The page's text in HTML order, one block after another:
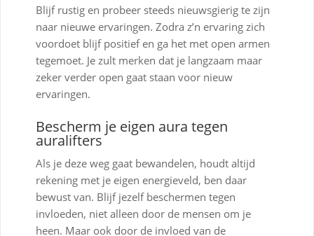
Blijf rustig en probeer steeds nieuwsgierig te zijn
naar nieuwe ervaringen. Zodra z’n ervaring zich
voordoet blijf positief en ga het met open armen
tegemoet. Je zult merken dat je langzaam maar
zeker verder open gaat staan voor nieuw
ervaringen.
Bescherm je eigen aura tegen
auralifters
Als je deze weg gaat bewandelen, houdt altijd
rekening met je eigen energieveld, ben daar
bewust van. Blijf jezelf beschermen tegen
invloeden, niet alleen door de mensen om je
heen. Maar ook door de invloed van de